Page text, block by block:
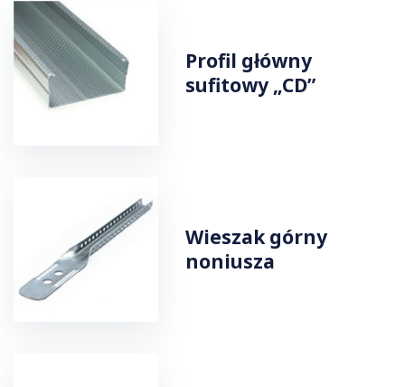
Profil główny
sufitowy „CD”
Wieszak górny
noniusza